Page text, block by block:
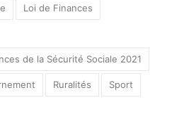
Loi de Finances
de la Sécurité Sociale 2021
Ruralités Sport